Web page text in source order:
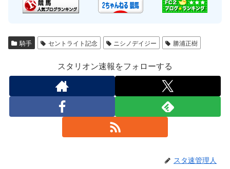
騎手 セントライト記念 ニシノデイジー 勝浦正樹
スタリオン速報をフォローする
スタ速管理人